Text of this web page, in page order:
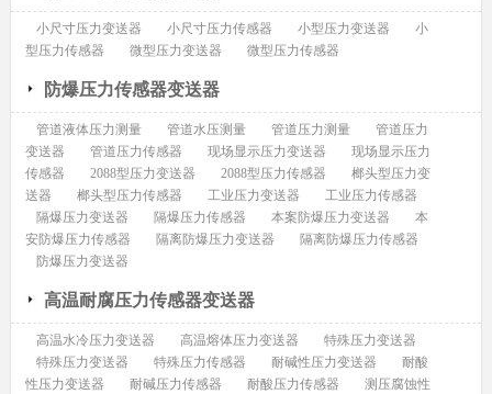
小尺寸压力变送器 小尺寸压力传感器 小型压力变送器
小
型压力传感器
微型压力变送器 微型压力传感器
防爆压力传感器变送器
管道液体压力测量 管道水压测量 管道压力测量
管道压力
变送器
管道压力传感器 现场显示压力变送器
现场显示压力
传感器
2088型压力变送器 2088型压力传感器
榔头型压力变
送器
榔头型压力传感器 工业压力变送器
工业压力传感器
隔爆压力变送器
隔爆压力传感器 本案防爆压力变送器
本
安防爆压力传感器
隔离防爆压力变送器
隔离防爆压力传感器
防爆压力变送器
高温耐腐压力传感器变送器
高温水冷压力变送器 高温熔体压力变送器
特殊压力变送器
特殊压力变送器
特殊压力传感器 耐碱性压力变送器
耐酸
性压力变送器
耐碱压力传感器 耐酸压力传感器
测压腐蚀性